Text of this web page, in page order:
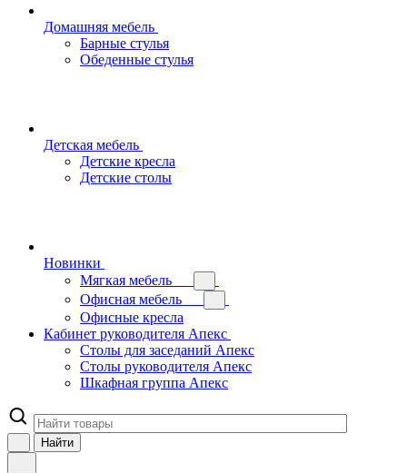
Домашняя мебель
Барные стулья
Обеденные стулья
Детская мебель
Детские кресла
Детские столы
Новинки
Мягкая мебель
Офисная мебель
Офисные кресла
Кабинет руководителя Апекс
Столы для заседаний Апекс
Столы руководителя Апекс
Шкафная группа Апекс
Найти